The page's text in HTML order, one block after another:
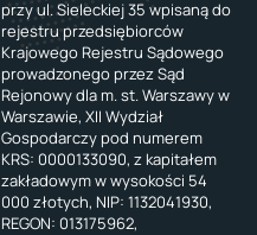
przy ul. Sieleckiej 35 wpisaną do
rejestru przedsiębiorców
Krajowego Rejestru Sądowego
prowadzonego przez Sąd
Rejonowy dla m. st. Warszawy w
Warszawie, XII Wydział
Gospodarczy pod numerem
KRS: 0000133090, z kapitałem
zakładowym w wysokości 54
000 złotych, NIP: 1132041930,
REGON: 013175962,